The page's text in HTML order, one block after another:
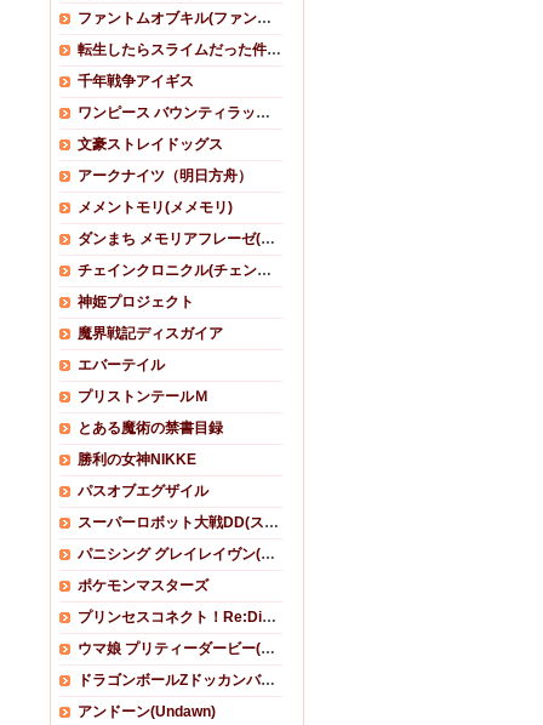
ファントムオブキル(ファンキル)
転生したらスライムだった件 魔王と竜の建国譚(まおりゅう)
千年戦争アイギス
ワンピース バウンティラッシュ
文豪ストレイドッグス
アークナイツ（明日方舟）
メメントモリ(メメモリ)
ダンまち メモリアフレーゼ(ダンメモ)
チェインクロニクル(チェンクロ)
神姫プロジェクト
魔界戦記ディスガイア
エバーテイル
プリストンテールＭ
とある魔術の禁書目録
勝利の女神NIKKE
パスオブエグザイル
スーパーロボット大戦DD(スパロボDD)
パニシング グレイレイヴン(パニグレ)
ポケモンマスターズ
プリンセスコネクト！Re:Dive (プリコネR)
ウマ娘 プリティーダービー(ウマ娘)
ドラゴンボールZドッカンバトル
アンドーン(Undawn)